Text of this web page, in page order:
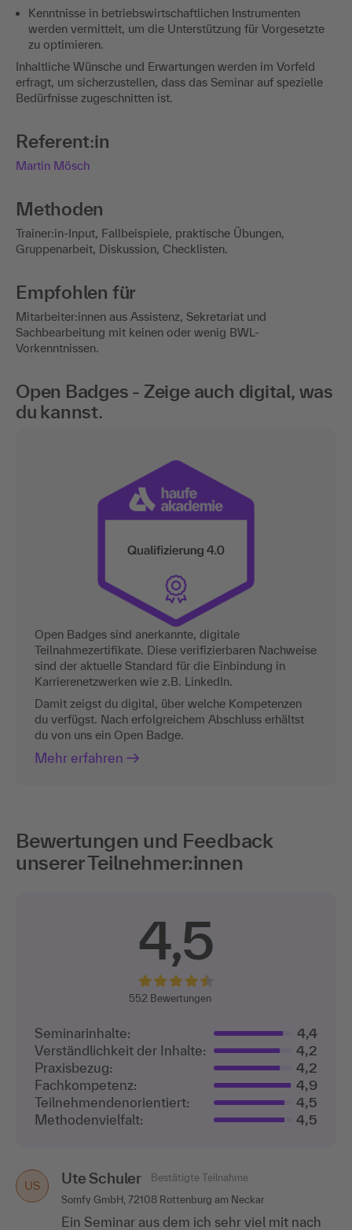
Kenntnisse in betriebswirtschaftlichen Instrumenten
werden vermittelt, um die Unterstützung für Vorgesetzte
zu optimieren.
Inhaltliche Wünsche und Erwartungen werden im Vorfeld
erfragt, um sicherzustellen, dass das Seminar auf spezielle
Bedürfnisse zugeschnitten ist.
Referent:in
Martin Mösch
Methoden
Trainer:in-Input, Fallbeispiele, praktische Übungen,
Gruppenarbeit, Diskussion, Checklisten.
Empfohlen für
Mitarbeiter:innen aus Assistenz, Sekretariat und
Sachbearbeitung mit keinen oder wenig BWL-
Vorkenntnissen.
Open Badges - Zeige auch digital, was
du kannst.
Open Badges sind anerkannte, digitale
Teilnahmezertifikate. Diese verifizierbaren Nachweise
sind der aktuelle Standard für die Einbindung in
Karrierenetzwerken wie z.B. LinkedIn.
Damit zeigst du digital, über welche Kompetenzen
du verfügst. Nach erfolgreichem Abschluss erhältst
du von uns ein Open Badge.
Mehr erfahren
Bewertungen und Feedback
unserer Teilnehmer:innen
4,5
552 Bewertungen
Seminarinhalte:
4,4
Verständlichkeit der Inhalte:
4,2
Praxisbezug:
4,2
Fachkompetenz:
4,9
Teilnehmenden­orientiert:
4,5
Methodenvielfalt:
4,5
US Ute Schuler
Bestätigte Teilnahme
Somfy GmbH, 72108 Rottenburg am Neckar
Ein Seminar aus dem ich sehr viel mit nach